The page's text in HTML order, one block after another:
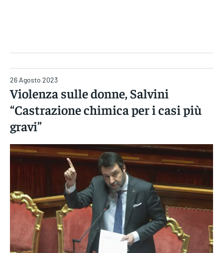
26 Agosto 2023
Violenza sulle donne, Salvini
“Castrazione chimica per i casi più
gravi”